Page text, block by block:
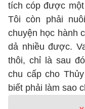
tích cóp được
Tôi còn phải
chuyện học hành
dả nhiều được.
thôi, chỉ là sau
chu cấp cho
biết phải làm sao